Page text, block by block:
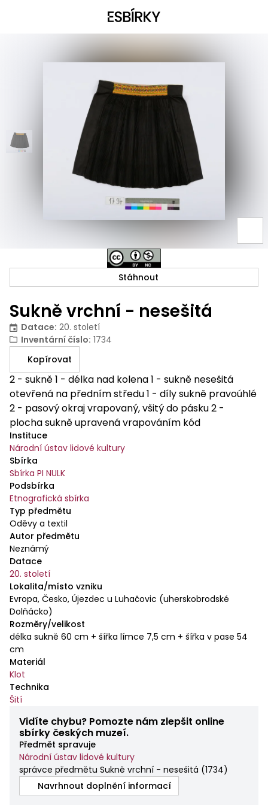
Sukně vrchní - nesešitá
Datace: 20. století
Inventární číslo: 1734
Kopírovat
2 - sukně 1 - délka nad kolena 1 - sukně nesešitá
otevřená na předním středu 1 - díly sukně pravoúhlé
2 - pasový okraj vrapovaný, všitý do pásku 2 -
plocha sukně upravená vrapováním kód
systematiky: 2-1-1-1-2-2 Sukně je ušita z jednoho
pruhu materiálu. Materiál - černý klot a v pase je
přišita ručně vyšívaná pestrobarevná výšivka (barva
žlutá, modrá, zelená, růžová).
Instituce
Národní ústav lidové kultury
Sbírka
Sbírka PI NULK
Podsbírka
Etnografická sbírka
Typ předmětu
Oděvy a textil
Autor předmětu
Neznámý
Datace
20. století
Lokalita/místo vzniku
Evropa, Česko, Újezdec u Luhačovic (uherskobrodské
Dolňácko)
Rozměry/velikost
délka sukně 60 cm + šířka límce 7,5 cm + šířka v pase 54
cm
Materiál
Klot
Technika
Šití
Vidíte chybu? Pomozte nám zlepšit online
sbírky českých muzeí.
Předmět spravuje
Národní ústav lidové kultury
správce předmětu Sukně vrchní - nesešitá (1734)
Navrhnout doplnění informací
Stáhnout